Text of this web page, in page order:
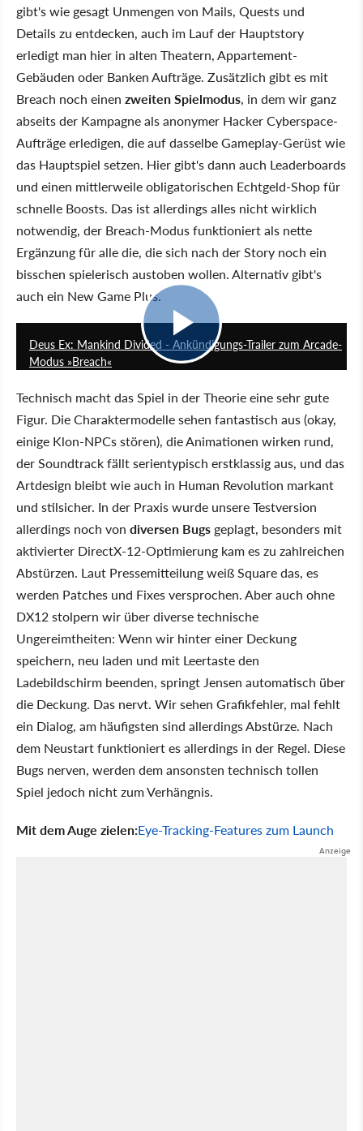
gibt's wie gesagt Unmengen von Mails, Quests und
Details zu entdecken, auch im Lauf der Hauptstory
erledigt man hier in alten Theatern, Appartement-
Gebäuden oder Banken Aufträge. Zusätzlich gibt es mit
Breach noch einen zweiten Spielmodus, in dem wir ganz
abseits der Kampagne als anonymer Hacker Cyberspace-
Aufträge erledigen, die auf dasselbe Gameplay-Gerüst wie
das Hauptspiel setzen. Hier gibt's dann auch Leaderboards
und einen mittlerweile obligatorischen Echtgeld-Shop für
schnelle Boosts. Das ist allerdings alles nicht wirklich
notwendig, der Breach-Modus funktioniert als nette
Ergänzung für alle die, die sich nach der Story noch ein
bisschen spielerisch austoben wollen. Alternativ gibt's
auch ein New Game Plus.
Deus Ex: Mankind Divided - Ankündigungs-Trailer zum Arcade-
Modus »Breach«
Technisch macht das Spiel in der Theorie eine sehr gute
Figur. Die Charaktermodelle sehen fantastisch aus (okay,
einige Klon-NPCs stören), die Animationen wirken rund,
der Soundtrack fällt serientypisch erstklassig aus, und das
Artdesign bleibt wie auch in Human Revolution markant
und stilsicher. In der Praxis wurde unsere Testversion
allerdings noch von diversen Bugs geplagt, besonders mit
aktivierter DirectX-12-Optimierung kam es zu zahlreichen
Abstürzen. Laut Pressemitteilung weiß Square das, es
werden Patches und Fixes versprochen. Aber auch ohne
DX12 stolpern wir über diverse technische
Ungereimtheiten: Wenn wir hinter einer Deckung
speichern, neu laden und mit Leertaste den
Ladebildschirm beenden, springt Jensen automatisch über
die Deckung. Das nervt. Wir sehen Grafikfehler, mal fehlt
ein Dialog, am häufigsten sind allerdings Abstürze. Nach
dem Neustart funktioniert es allerdings in der Regel. Diese
Bugs nerven, werden dem ansonsten technisch tollen
Spiel jedoch nicht zum Verhängnis.
Mit dem Auge zielen:Eye-Tracking-Features zum Launch